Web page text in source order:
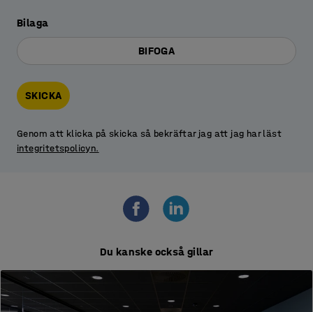
Bilaga
BIFOGA
SKICKA
Genom att klicka på skicka så bekräftar jag att jag har läst
integritetspolicyn.
Du kanske också gillar